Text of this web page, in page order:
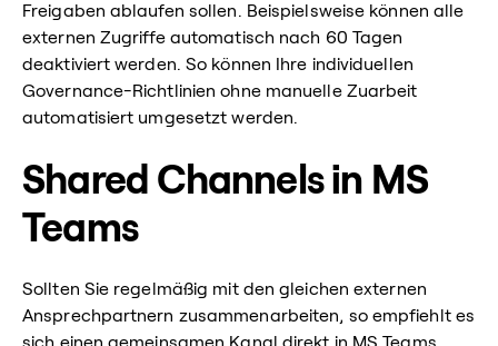
Freigaben ablaufen sollen. Beispielsweise können alle
externen Zugriffe automatisch nach 60 Tagen
deaktiviert werden. So können Ihre individuellen
Governance-Richtlinien ohne manuelle Zuarbeit
automatisiert umgesetzt werden.
Shared Channels in MS
Teams
Sollten Sie regelmäßig mit den gleichen externen
Ansprechpartnern zusammenarbeiten, so empfiehlt es
sich einen gemeinsamen Kanal direkt in MS Teams